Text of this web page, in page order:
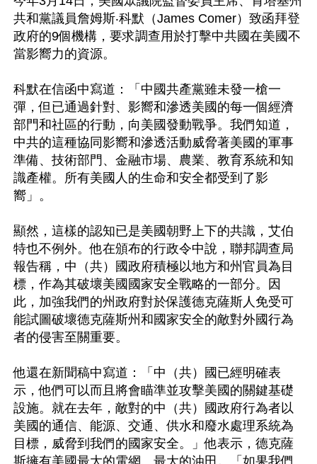
共和黨議員詹姆斯‧科默（James Comer）致函拜登
政府的9個機構，要求調查用於打擊中共國在美國不
當影嚮力的資源。
科默在信函中寫道：「中國共產黨雖未發一槍一
彈，但已通過針對、影嚮和滲透美國的每一個經濟
部門和社區的行動，向美國發動戰爭。我們知道，
中共的這種協同影嚮和滲透活動威脅著美國的軍事
準備、技術部門、金融市場、農業、教育系統和知
識產權。所有美國人的生命和安全都受到了影
嚮」。
顯然，這樣的認知已是美國朝野上下的共識，艾伯
特也不例外。他在頒布的行政令中說，聯邦調查局
報告稱，中（共）國政府積極以地方和州官員為目
標，作為其破壞美國國家安全戰略的一部分。因
此，加強我們的州政府對於保護德克薩斯人免受可
能試圖破壞德克薩斯州和國家安全的敵對外國行為
者的侵害至關重要。
他還在新聞稿中寫道：「中（共）國已經明確表
示，他們可以而且將會瞄準並攻擊美國的關鍵基礎
設施。就在去年，敵對的中（共）國政府行為者以
美國的通信、能源、交通、供水和廢水處理系統為
目標，威脅到我們的國家安全。」他表示，德克薩
斯擁有美國最大的電網、最大的油田。「如果我們